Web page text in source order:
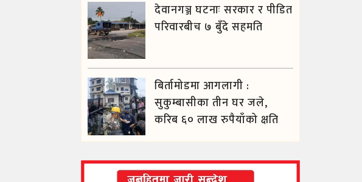
देवानगञ्ज घटनाः सरकार र पीडित
परिवारबीच ७ बुँदे सहमति
बिर्तामोडमा आगलागी :
सुकुम्बासीका तीन घर जले,
करिब ६० लाख रुपैयाँको क्षति